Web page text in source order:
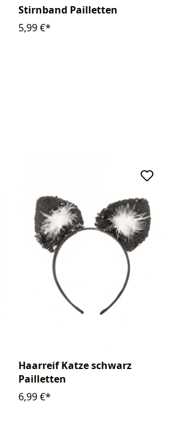
Stirnband Pailletten
5,99 €*
Haarreif Katze schwarz
Pailletten
6,99 €*